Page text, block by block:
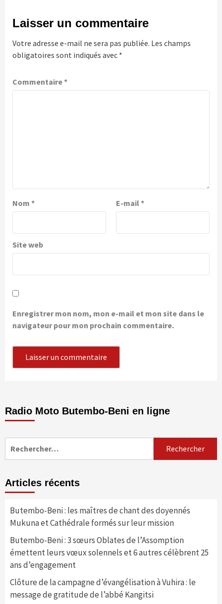
Laisser un commentaire
Votre adresse e-mail ne sera pas publiée. Les champs
obligatoires sont indiqués avec *
Commentaire*
Nom * E-mail *
Site web
Enregistrer mon nom, mon e-mail et mon site dans le
navigateur pour mon prochain commentaire.
Radio Moto Butembo-Beni en ligne
Articles récents
Butembo-Beni : les maîtres de chant des doyennés
Mukuna et Cathédrale formés sur leur mission
Butembo-Beni : 3 sœurs Oblates de l’Assomption
émettent leurs vœux solennels et 6 autres célèbrent 25
ans d’engagement
Clôture de la campagne d’évangélisation à Vuhira : le
message de gratitude de l’abbé Kangitsi